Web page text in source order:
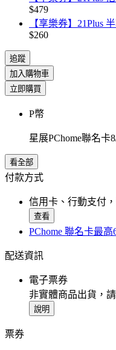
$479
【享樂券】21Plus
$260
追蹤
加入購物車
立即購買
P幣
星展PChome聯名卡
看全部
付款方式
信用卡、行動支付
查看
PChome 聯名卡最
配送資訊
電子票券
非實體商品出貨，
說明
票券